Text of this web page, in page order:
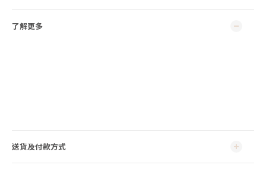
了解更多
送貨及付款方式